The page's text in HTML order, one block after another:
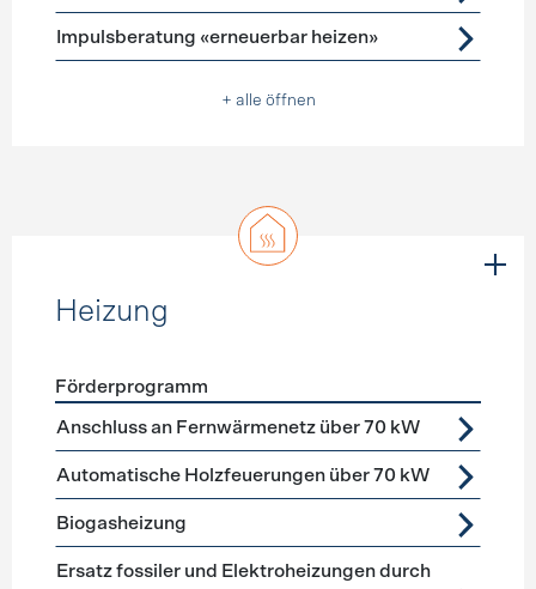
Impulsberatung «erneuerbar heizen»
+ alle öffnen
Heizung
Förderprogramme Heizung
Förderprogramm
Anschluss an Fernwärmenetz über 70 kW
Automatische Holzfeuerungen über 70 kW
Biogasheizung
Ersatz fossiler und Elektroheizungen durch